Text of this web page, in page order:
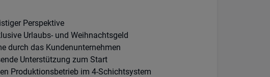
Perspektive
Urlaubs- und Weihnachtsgeld
durch das Kundenunternehmen
Unterstützung zum Start
Produktionsbetrieb im 4-Schichtsystem